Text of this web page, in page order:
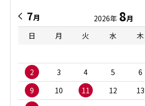
7月 2026年 8月
日
月 火 水 木
2
3 4 5 6
9
10 11 12 13